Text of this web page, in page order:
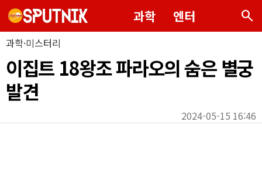
과학 엔터 search
과학·미스터리
이집트 18왕조 파라오의 숨은 별궁
발견
2024-05-15 16:46